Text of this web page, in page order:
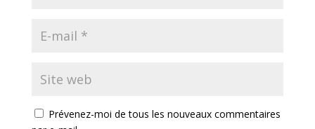
Prévenez-moi de tous les nouveaux commentaires